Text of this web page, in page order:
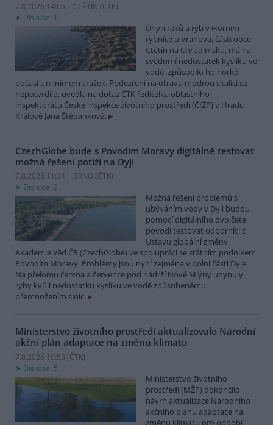
7.8.2026 14:05 | CTĚTÍN (ČTK)
Diskuse: 1
Úhyn raků a ryb v Horním
rybníce u Vranova, části obce
Ctětín na Chrudimsku, má na
svědomí nedostatek kyslíku ve
vodě. Způsobilo ho horké
počasí s minimem srážek. Podezření na otravu modrou skalicí se
nepotvrdilo, uvedla na dotaz ČTK ředitelka oblastního
inspektorátu České inspekce životního prostředí (ČIŽP) v Hradci
Králové Jana Štěpánková.
CzechGlobe bude s Povodím Moravy digitálně testovat
možná řešení potíží na Dyji
7.8.2026 11:34 | BRNO (ČTK)
Diskuse: 2
Možná řešení problémů s
ubýváním vody v Dyji budou
pomocí digitálního dvojčete
povodí testovat odborníci z
Ústavu globální změny
Akademie věd ČR (CzechGlobe) ve spolupráci se státním podnikem
Povodím Moravy. Problémy jsou nyní zejména v dolní části Dyje.
Na přelomu června a července pod nádrží Nové Mlýny uhynuly
ryby kvůli nedostatku kyslíku ve vodě způsobenému
přemnožením sinic.
Ministerstvo životního prostředí aktualizovalo Národní
akční plán adaptace na změnu klimatu
7.8.2026 10:53 (ČTK)
Diskuse: 5
Ministerstvo životního
prostředí (MŽP) dokončilo
návrh aktualizace Národního
akčního plánu adaptace na
změnu klimatu pro období